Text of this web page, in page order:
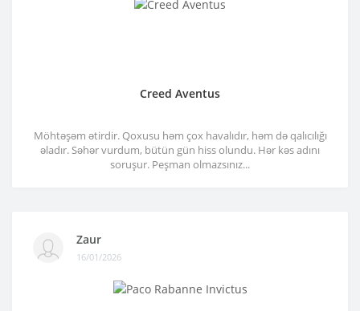
Creed Aventus
Möhtəşəm ətirdir. Qoxusu həm çox havalıdır, həm də qalıcılığı
əladır. Səhər vurdum, bütün gün hiss olundu. Hər kəs adını
soruşur. Peşman olmazsınız...
Zaur
16/01/2026